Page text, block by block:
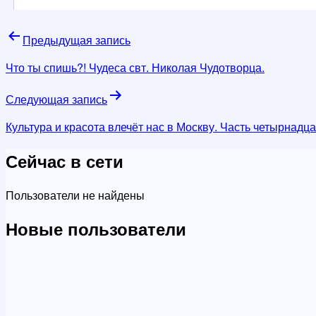
Навигация
по
Предыдущая запись
Что ты спишь?! Чудеса свт. Николая Чудотворца.
Следующая запись
Культура и красота влечёт нас в Москву. Часть
Сейчас в сети
Пользователи не найдены
Новые пользователи